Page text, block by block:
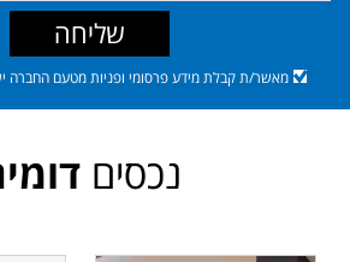
מאשר/ת קבלת מידע פרסומי ופניות מטעם החברה
שליחה
נכסים